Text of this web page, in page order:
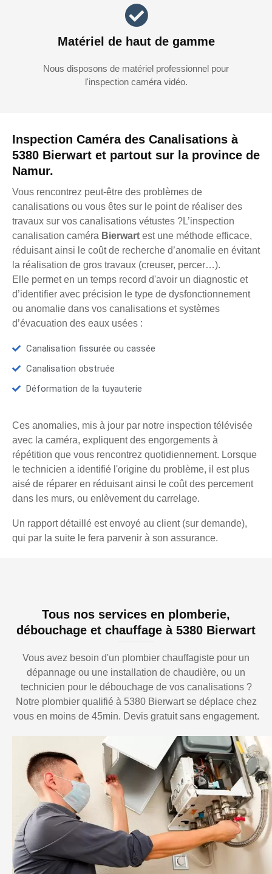
Inspection Caméra des Canalisations à
5380 Bierwart et partout sur la province de
Namur.
Vous rencontrez peut-être des problèmes de
canalisations ou vous êtes sur le point de réaliser des
travaux sur vos canalisations vétustes ?L’inspection
canalisation caméra Bierwart est une méthode efficace,
réduisant ainsi le coût de recherche d’anomalie en évitant
la réalisation de gros travaux (creuser, percer…).
Elle permet en un temps record d'avoir un diagnostic et
d’identifier avec précision le type de dysfonctionnement
ou anomalie dans vos canalisations et systèmes
d’évacuation des eaux usées :
Canalisation fissurée ou cassée
Canalisation obstruée
Déformation de la tuyauterie
Ces anomalies, mis à jour par notre inspection télévisée
avec la caméra, expliquent des engorgements à
répétition que vous rencontrez quotidiennement. Lorsque
le technicien a identifié l'origine du problème, il est plus
aisé de réparer en réduisant ainsi le coût des percement
dans les murs, ou enlèvement du carrelage.
Un rapport détaillé est envoyé au client (sur demande),
qui par la suite le fera parvenir à son assurance.
Matériel de haut de gamme
Nous disposons de matériel professionnel pour
l'inspection caméra vidéo.
Tous nos services en plomberie,
débouchage et chauffage à 5380 Bierwart
Vous avez besoin d'un plombier chauffagiste pour un
dépannage ou une installation de chaudière, ou un
technicien pour le débouchage de vos canalisations ?
Notre plombier qualifié à 5380 Bierwart se déplace chez
vous en moins de 45min. Devis gratuit sans engagement.